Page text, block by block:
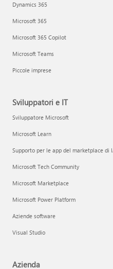
Dynamics 365
Microsoft 365
Microsoft 365 Copilot
Microsoft Teams
Piccole imprese
Sviluppatori e IT
Sviluppatore Microsoft
Microsoft Learn
Supporto per le app del marketplace di
Microsoft Tech Community
Microsoft Marketplace
Microsoft Power Platform
Aziende software
Visual Studio
Azienda